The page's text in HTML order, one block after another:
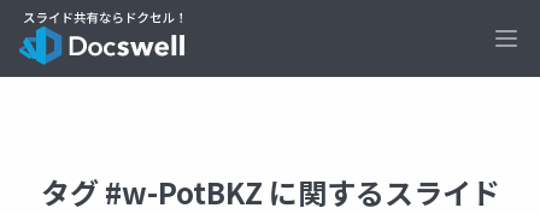
タグ #w-PotBKZ に関するスライド